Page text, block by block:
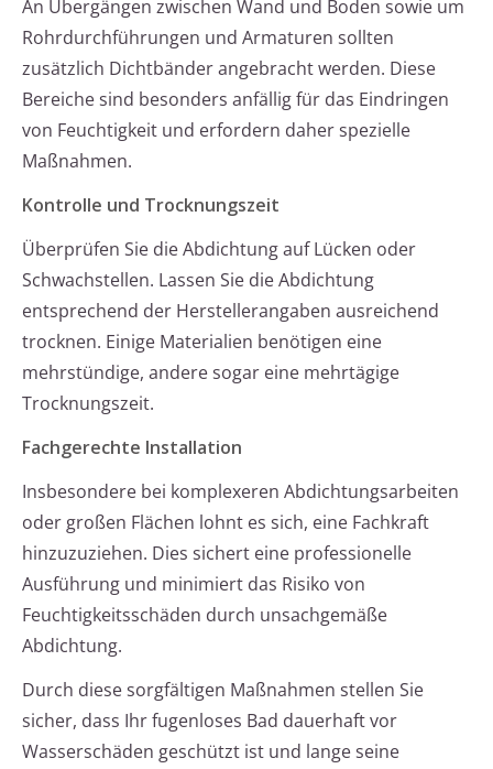
An Übergängen zwischen Wand und Boden sowie um
Rohrdurchführungen und Armaturen sollten
zusätzlich Dichtbänder angebracht werden. Diese
Bereiche sind besonders anfällig für das Eindringen
von Feuchtigkeit und erfordern daher spezielle
Maßnahmen.
Kontrolle und Trocknungszeit
Überprüfen Sie die Abdichtung auf Lücken oder
Schwachstellen. Lassen Sie die Abdichtung
entsprechend der Herstellerangaben ausreichend
trocknen. Einige Materialien benötigen eine
mehrstündige, andere sogar eine mehrtägige
Trocknungszeit.
Fachgerechte Installation
Insbesondere bei komplexeren Abdichtungsarbeiten
oder großen Flächen lohnt es sich, eine Fachkraft
hinzuzuziehen. Dies sichert eine professionelle
Ausführung und minimiert das Risiko von
Feuchtigkeitsschäden durch unsachgemäße
Abdichtung.
Durch diese sorgfältigen Maßnahmen stellen Sie
sicher, dass Ihr fugenloses Bad dauerhaft vor
Wasserschäden geschützt ist und lange seine